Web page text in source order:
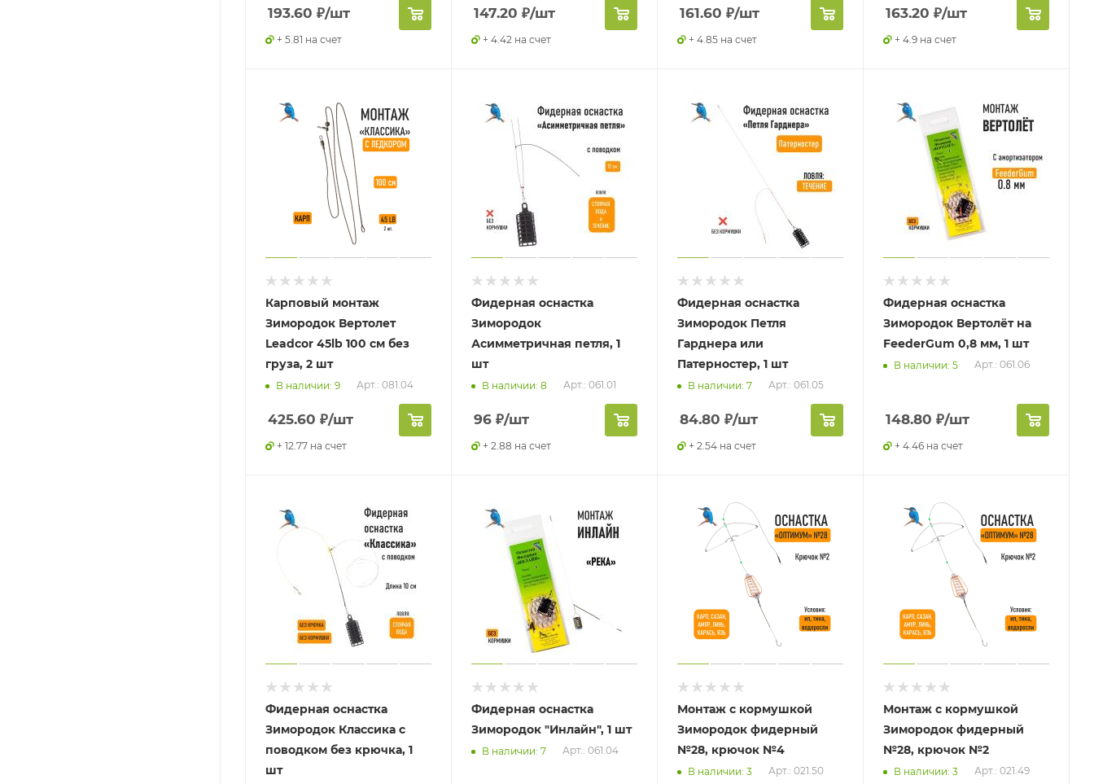
193.60 ₽/шт
+ 5.81 на счет
147.20 ₽/шт
+ 4.42 на счет
161.60 ₽/шт
+ 4.85 на счет
163.20 ₽/шт
+ 4.9 на счет
Карповый монтаж
Зимородок Вертолет
Leadcor 45lb 100 см без
груза, 2 шт
В наличии: 9 Арт.: 081.04
425.60 ₽/шт
+ 12.77 на счет
Фидерная оснастка
Зимородок
Асимметричная петля, 1
шт
В наличии: 8 Арт.: 061.01
96 ₽/шт
+ 2.88 на счет
Фидерная оснастка
Зимородок Петля
Гарднера или
Патерностер, 1 шт
В наличии: 7 Арт.: 061.05
84.80 ₽/шт
+ 2.54 на счет
Фидерная оснастка
Зимородок Вертолёт на
FeederGum 0,8 мм, 1 шт
В наличии: 5 Арт.: 061.06
148.80 ₽/шт
+ 4.46 на счет
Фидерная оснастка
Зимородок Классика с
поводком без крючка, 1
шт
Фидерная оснастка
Зимородок "Инлайн", 1 шт
В наличии: 7 Арт.: 061.04
Монтаж с кормушкой
Зимородок фидерный
№28, крючок №4
В наличии: 3 Арт.: 021.50
Монтаж с кормушкой
Зимородок фидерный
№28, крючок №2
В наличии: 3 Арт.: 021.49